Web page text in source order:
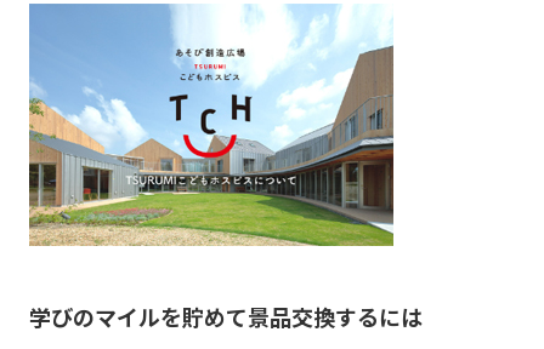
学びのマイルを貯めて景品交換するには